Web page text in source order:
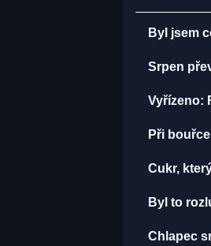
Byl jsem
Srpen
Vyřízeno:
Při
Cukr,
Byl to
Chlapec